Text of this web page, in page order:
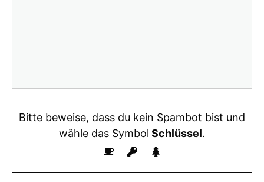
Bitte beweise, dass du kein Spambot bist und
wähle das Symbol Schlüssel.